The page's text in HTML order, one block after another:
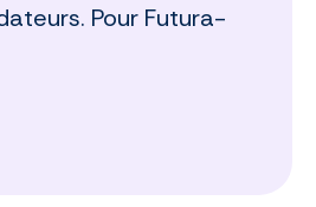
Pour Futura-